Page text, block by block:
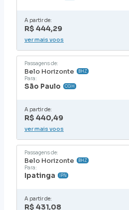
A partir de:
R$ 444,29
ver mais voos
Passagens de:
Belo Horizonte BHZ
Para:
São Paulo CGH
A partir de:
R$ 440,49
ver mais voos
Passagens de:
Belo Horizonte BHZ
Para:
Ipatinga IPN
A partir de:
R$ 431,08